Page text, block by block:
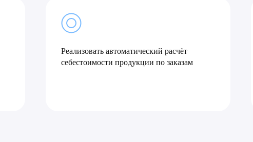
Реализовать автоматический расчёт
себестоимости продукции по заказам